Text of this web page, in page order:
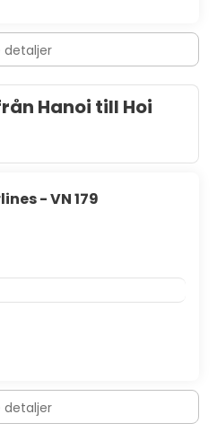
detaljer
Hanoi till Hoi
- VN 179
detaljer